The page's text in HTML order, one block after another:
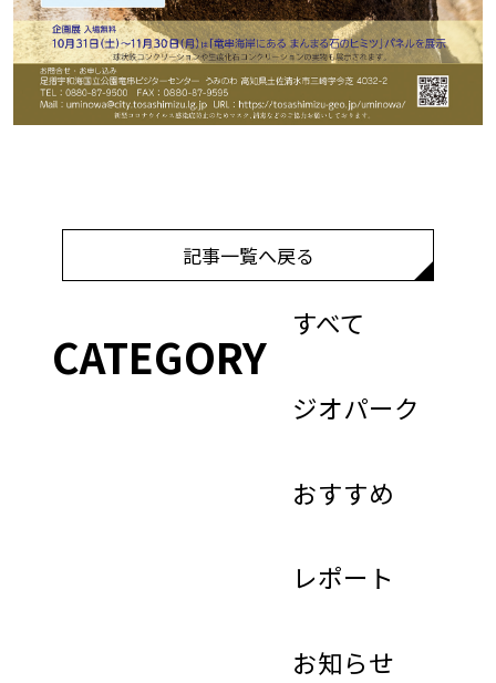
記事一覧へ戻る
CATEGORY
すべて
ジオパーク
おすすめ
レポート
お知らせ